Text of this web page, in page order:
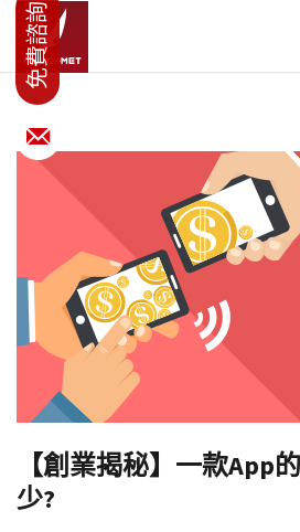
【創業揭秘】一款App
少?